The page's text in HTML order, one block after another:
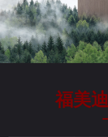
福美迪